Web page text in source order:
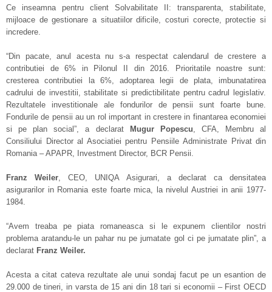
Ce inseamna pentru client Solvabilitate II: transparenta, stabilitate,
mijloace de gestionare a situatiilor dificile, costuri corecte, protectie si
incredere.
“Din pacate, anul acesta nu s-a respectat calendarul de crestere a
contributiei de 6% in Pilonul II din 2016. Prioritatile noastre sunt:
cresterea contributiei la 6%, adoptarea legii de plata, imbunatatirea
cadrului de investitii, stabilitate si predictibilitate pentru cadrul legislativ.
Rezultatele investitionale ale fondurilor de pensii sunt foarte bune.
Fondurile de pensii au un rol important in crestere in finantarea economiei
si pe plan social”, a declarat
Mugur Popescu, CFA, Membru al
Consiliului Director al Asociatiei pentru Pensiile Administrate Privat din
Romania – APAPR, Investment Director, BCR Pensii.
Franz Weiler, CEO, UNIQA Asigurari, a declarat ca densitatea
asigurarilor in Romania este foarte mica, la nivelul Austriei in anii 1977-
1984.
“Avem treaba pe piata romaneasca si le expunem clientilor nostri
problema aratandu-le un pahar nu pe jumatate gol ci pe jumatate plin”, a
declarat Franz Weiler.
Acesta a citat cateva rezultate ale unui sondaj facut pe un esantion de
29.000 de tineri, in varsta de 15 ani din 18 tari si economii – First OECD